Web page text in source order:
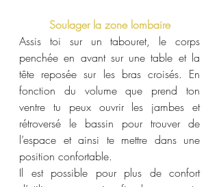
Soulager la zone lombaire
Assis toi sur un tabouret, le corps
penchée en avant sur une table et la
tête reposée sur les bras croisés. En
fonction du volume que prend ton
ventre tu peux ouvrir les jambes et
rétroversé le bassin pour trouver de
l’espace et ainsi te mettre dans une
position confortable.
Il est possible pour plus de confort